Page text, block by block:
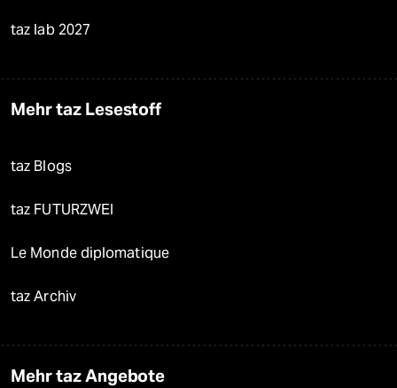
taz lab 2027
Mehr taz Lesestoff
taz Blogs
taz FUTURZWEI
Le Monde diplomatique
taz Archiv
Mehr taz Angebote